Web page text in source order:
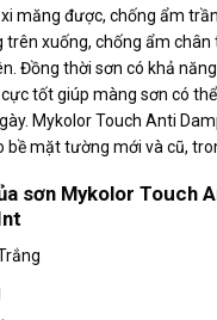
măng được, chống ẩm
xuống, chống ẩm chân
Đồng thời sơn có khả
tốt giúp màng sơn có
Mykolor Touch Anti
bề mặt tường mới và cũ,
sơn Mykolor Touch